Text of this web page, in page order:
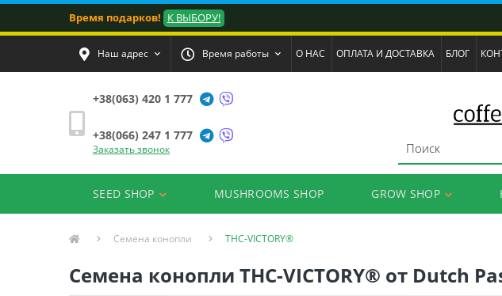
Время подарков! К ВЫБОРУ!
Наш адрес Время работы О НАС ОПЛАТА И ДОСТАВКА БЛОГ
+38(063) 420 1 777
+38(066) 247 1 777
Заказать звонок
SEED SHOP MUSHROOMS SHOP GROW SHOP
Семена конопли THC-VICTORY®
Семена конопли THC-VICTORY® от Dutch